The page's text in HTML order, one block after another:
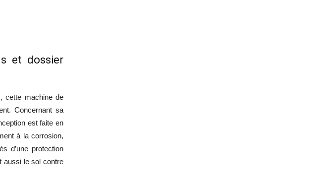
et dossier
cette machine de
Concernant sa
est faite en
à la corrosion,
d’une protection
aussi le sol contre